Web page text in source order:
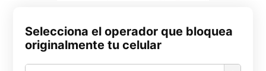
Selecciona el operador que bloquea
originalmente tu celular